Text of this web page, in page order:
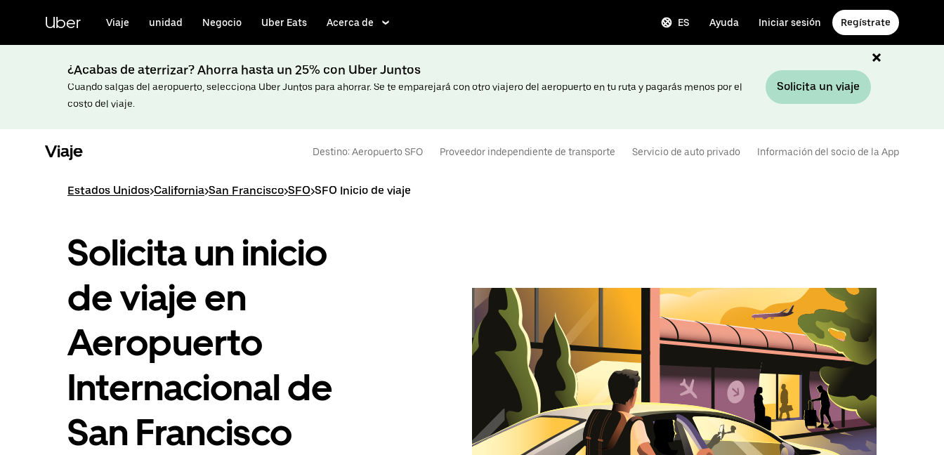
contenido
principal
Uber Viaje unidad Negocio Uber Eats Acerca de ES Ayuda Iniciar sesión Regístrate
¿Acabas de aterrizar? Ahorra hasta un 25% con Uber Juntos
Cuando salgas del aeropuerto, selecciona Uber Juntos para ahorrar. Se te emparejará con otro viajero del aeropuerto en tu ruta y pagarás menos por el
costo del viaje.
Solicita un viaje
Viaje Destino: Aeropuerto SFO Proveedor independiente de transporte Servicio de auto privado Información del socio de la App
Estados Unidos>California>San Francisco>SFO>SFO Inicio de viaje
Solicita un inicio
de viaje en
Aeropuerto
Internacional de
San Francisco